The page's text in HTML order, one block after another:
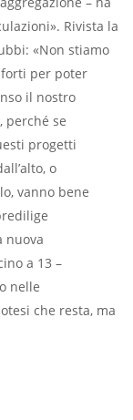
Rivista la
«Non stiamo
forti per poter
il nostro
se
progetti
o
vanno bene
nuova
a 13 –
nelle
che resta, ma